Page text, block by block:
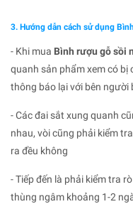
3. Hướng dẫn cách sử dụng
- Khi mua Bình rượu gỗ sồi
quanh sản phẩm xem có bị
thông báo lại với bên người
- Các đai sắt xung quanh
nhau, vòi cũng phải kiểm
ra đều không
- Tiếp đến là phải kiểm tra
thùng ngâm khoảng 1-2